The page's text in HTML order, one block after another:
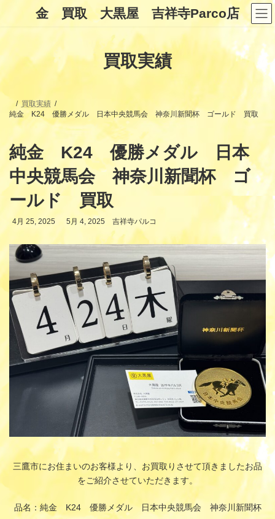
ン
キ
ッ
ー
に
移
金 買取 大黒屋 吉祥寺Parco店
買取実績
買取実績
純金 K24 優勝メダル 日本中央競馬会 神奈川新聞杯 ゴールド 買取
純金 K24 優勝メダル 日本
中央競馬会 神奈川新聞杯 ゴ
ールド 買取
4月 25, 2025
最
時
:
5月 4, 2025 吉祥寺パルコ
三鷹市にお住まいのお客様より、お買取りさせて頂きましたお品
をご紹介させていただきます。
品名：純金 K24 優勝メダル 日本中央競馬会 神奈川新聞杯